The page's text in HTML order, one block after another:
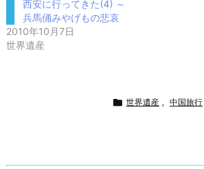
西安に行ってきた(4) ～
兵馬俑みやげもの悲哀
2010年10月7日
世界遺産
 世界遺産 , 中国旅行